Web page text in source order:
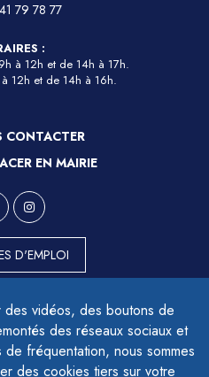
vidéos, des boutons de
des réseaux sociaux et
fréquentation, nous sommes
des cookies tiers sur votre
79 78 77
:
à 12h et de 14h à 17h.
12h et de 14h à 16h.
CONTACTER
EN MAIRIE
D'EMPLOI
CONFORME
DU SITE
LÉGALES
LA PROTECTION DES DONNÉES